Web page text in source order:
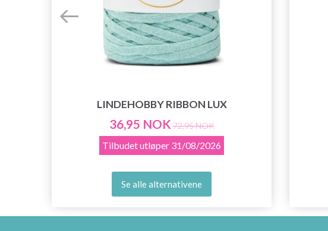
LINDEHOBBY RIBBON LUX
36,95 NOK 72,95 NOK
Tilbudet utløper 31/08/2026
Se alle alternativene